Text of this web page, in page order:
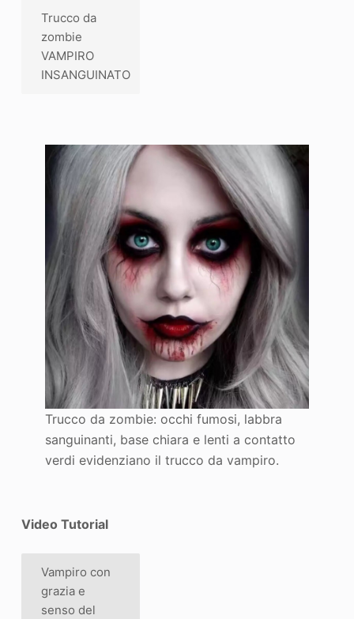
Trucco da
zombie
VAMPIRO
INSANGUINATO
Trucco da zombie: occhi fumosi, labbra
sanguinanti, base chiara e lenti a contatto
verdi evidenziano il trucco da vampiro.
Video Tutorial
Vampiro con
grazia e
senso del